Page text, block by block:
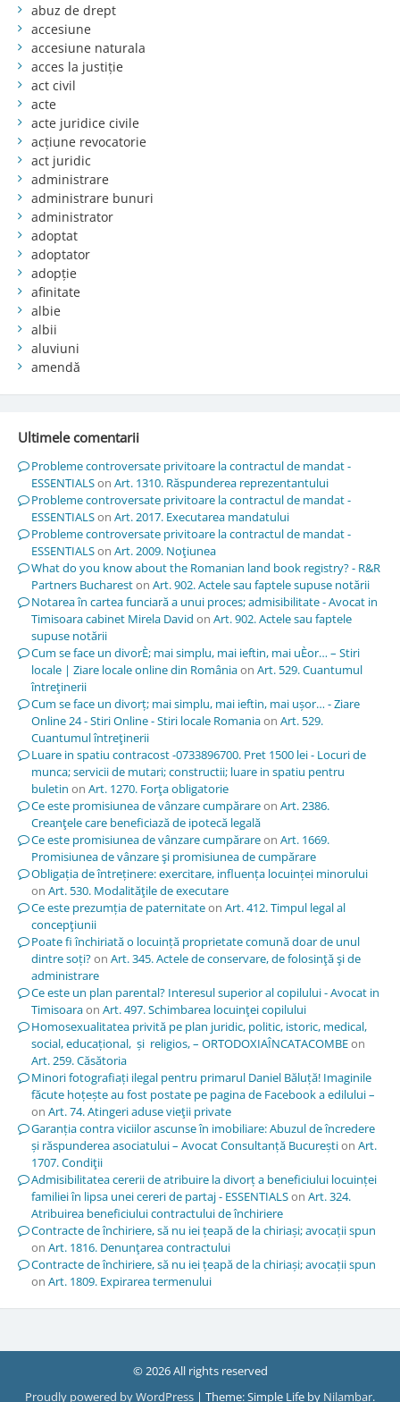
abuz de drept
accesiune
accesiune naturala
acces la justiție
act civil
acte
acte juridice civile
acțiune revocatorie
act juridic
administrare
administrare bunuri
administrator
adoptat
adoptator
adopție
afinitate
albie
albii
aluviuni
amendă
Ultimele comentarii
Probleme controversate privitoare la contractul de mandat -
ESSENTIALSon Art. 1310. Răspunderea reprezentantului
Probleme controversate privitoare la contractul de mandat -
ESSENTIALSon Art. 2017. Executarea mandatului
Probleme controversate privitoare la contractul de mandat -
ESSENTIALSon Art. 2009. Noţiunea
What do you know about the Romanian land book registry? - R&R
Partners Buchareston Art. 902. Actele sau faptele supuse notării
Notarea în cartea funciară a unui proces; admisibilitate - Avocat in
Timisoara cabinet Mirela David on Art. 902. Actele sau faptele
supuse notării
Cum se face un divorÈ; mai simplu, mai ieftin, mai uÈor… – Stiri
locale | Ziare locale online din Româniaon Art. 529. Cuantumul
întreţinerii
Cum se face un divorț; mai simplu, mai ieftin, mai ușor… - Ziare
Online 24 - Stiri Online - Stiri locale Romaniaon Art. 529.
Cuantumul întreţinerii
Luare in spatiu contracost -0733896700. Pret 1500 lei - Locuri de
munca; servicii de mutari; constructii; luare in spatiu pentru
buletin on Art. 1270. Forţa obligatorie
Ce este promisiunea de vânzare cumpărareon Art. 2386.
Creanţele care beneficiază de ipotecă legală
Ce este promisiunea de vânzare cumpărareon Art. 1669.
Promisiunea de vânzare şi promisiunea de cumpărare
Obligația de întreținere: exercitare, influența locuinței minorului
on Art. 530. Modalităţile de executare
Ce este prezumția de paternitateon Art. 412. Timpul legal al
concepţiunii
Poate fi închiriată o locuință proprietate comună doar de unul
dintre soți?on Art. 345. Actele de conservare, de folosinţă şi de
administrare
Ce este un plan parental? Interesul superior al copilului - Avocat in
Timisoaraon Art. 497. Schimbarea locuinţei copilului
Homosexualitatea privită pe plan juridic, politic, istoric, medical,
social, educațional, și religios, – ORTODOXIAÎNCATACOMBEon
Art. 259. Căsătoria
Minori fotografiați ilegal pentru primarul Daniel Băluță! Imaginile
făcute hoțește au fost postate pe pagina de Facebook a edilului –
on Art. 74. Atingeri aduse vieţii private
Garanția contra viciilor ascunse în imobiliare: Abuzul de încredere
și răspunderea asociatului – Avocat Consultanță Bucureștion Art.
1707. Condiţii
Admisibilitatea cererii de atribuire la divorț a beneficiului locuinței
familiei în lipsa unei cereri de partaj - ESSENTIALSon Art. 324.
Atribuirea beneficiului contractului de închiriere
Contracte de închiriere, să nu iei țeapă de la chiriași; avocații spun
on Art. 1816. Denunţarea contractului
Contracte de închiriere, să nu iei țeapă de la chiriași; avocații spun
on Art. 1809. Expirarea termenului
© 2026 All rights reserved
Proudly powered by WordPress | Theme: Simple Life by Nilambar.